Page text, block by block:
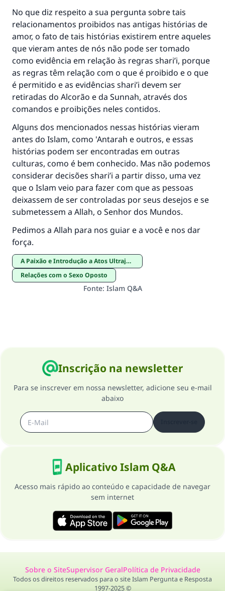
No que diz respeito a sua pergunta sobre tais
relacionamentos proibidos nas antigas histórias de
amor, o fato de tais histórias existirem entre aqueles
que vieram antes de nós não pode ser tomado
como evidência em relação às regras shari’i, porque
as regras têm relação com o que é proibido e o que
é permitido e as evidências shari’i devem ser
retiradas do Alcorão e da Sunnah, através dos
comandos e proibições neles contidos.
Alguns dos mencionados nessas histórias vieram
antes do Islam, como 'Antarah e outros, e essas
histórias podem ser encontradas em outras
culturas, como é bem conhecido. Mas não podemos
considerar decisões shari’i a partir disso, uma vez
que o Islam veio para fazer com que as pessoas
deixassem de ser controladas por seus desejos e se
submetessem a Allah, o Senhor dos Mundos.
Pedimos a Allah para nos guiar e a você e nos dar
força.
A Paixão e Introdução a Atos Ultrajantes
Relações com o Sexo Oposto
Fonte: Islam Q&A
Inscrição na newsletter
Para se inscrever em nossa newsletter, adicione seu e-mail
abaixo
Aplicativo Islam Q&A
Acesso mais rápido ao conteúdo e capacidade de navegar
sem internet
Sobre o SiteSupervisor GeralPolítica de Privacidade
Todos os direitos reservados para o site Islam Pergunta e Resposta
1997-2025 ©